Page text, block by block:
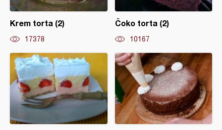
Krem torta (2)
17378
Čoko torta (2)
10167